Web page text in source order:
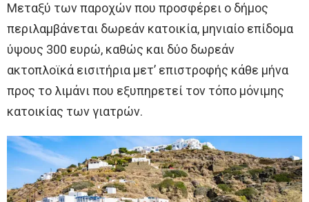
Μεταξύ των παροχών που προσφέρει ο δήμος
περιλαμβάνεται δωρεάν κατοικία, μηνιαίο επίδομα
ύψους 300 ευρώ, καθώς και δύο δωρεάν
ακτοπλοϊκά εισιτήρια μετ’ επιστροφής κάθε μήνα
προς το λιμάνι που εξυπηρετεί τον τόπο μόνιμης
κατοικίας των γιατρών.